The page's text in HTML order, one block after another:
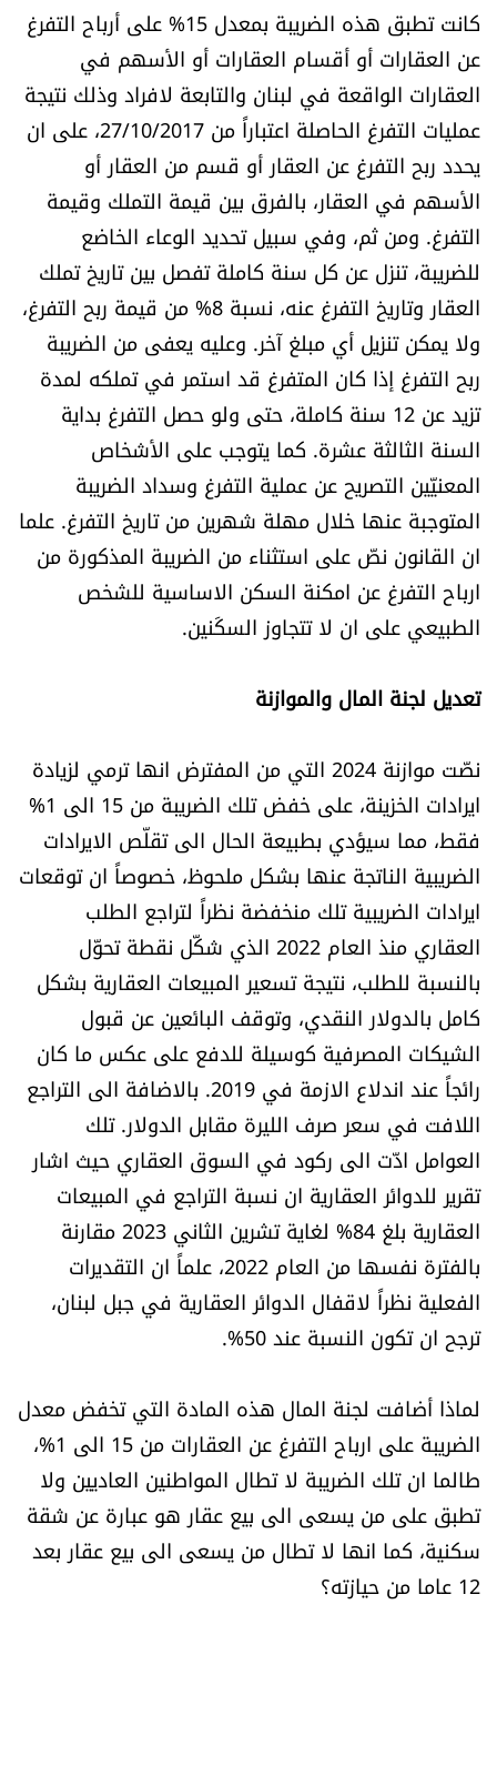
اقرأ تضحك
كاميرا
سجالات
صحّة وصحن
الرياضة
منوّعات
حظّك اليوم
للتاريخ
فيديو
من نحن
للتواصل معنا
شروط الإشتراك
Digital solutions by
كانت تطبق هذه الضريبة بمعدل 15% على أرباح التفرغ
عن العقارات أو أقسام العقارات أو الأسهم في
العقارات الواقعة في لبنان والتابعة لافراد وذلك نتيجة
عمليات التفرغ الحاصلة اعتباراً من 27/10/2017، على ان
يحدد ربح التفرغ عن العقار أو قسم من العقار أو
الأسهم في العقار، بالفرق بين قيمة التملك وقيمة
التفرغ. ومن ثم، وفي سبيل تحديد الوعاء الخاضع
للضريبة، تنزل عن كل سنة كاملة تفصل بين تاريخ تملك
العقار وتاريخ التفرغ عنه، نسبة 8% من قيمة ربح التفرغ،
ولا يمكن تنزيل أي مبلغ آخر. وعليه يعفى من الضريبة
ربح التفرغ إذا كان المتفرغ قد استمر في تملكه لمدة
تزيد عن 12 سنة كاملة، حتى ولو حصل التفرغ بداية
السنة الثالثة عشرة. كما يتوجب على الأشخاص
المعنيّين التصريح عن عملية التفرغ وسداد الضريبة
المتوجبة عنها خلال مهلة شهرين من تاريخ التفرغ. علما
ان القانون نصّ على استثناء من الضريبة المذكورة من
ارباح التفرغ عن امكنة السكن الاساسية للشخص
الطبيعي على ان لا تتجاوز السكَنين.
تعديل لجنة المال والموازنة
نصّت موازنة 2024 التي من المفترض انها ترمي لزيادة
ايرادات الخزينة، على خفض تلك الضريبة من 15 الى 1%
فقط، مما سيؤدي بطبيعة الحال الى تقلّص الايرادات
الضريبية الناتجة عنها بشكل ملحوظ، خصوصاً ان توقعات
ايرادات الضريبية تلك منخفضة نظراً لتراجع الطلب
العقاري منذ العام 2022 الذي شكّل نقطة تحوّل
بالنسبة للطلب، نتيجة تسعير المبيعات العقارية بشكل
كامل بالدولار النقدي، وتوقف البائعين عن قبول
الشيكات المصرفية كوسيلة للدفع على عكس ما كان
رائجاً عند اندلاع الازمة في 2019. بالاضافة الى التراجع
اللافت في سعر صرف الليرة مقابل الدولار. تلك
العوامل ادّت الى ركود في السوق العقاري حيث اشار
تقرير للدوائر العقارية ان نسبة التراجع في المبيعات
العقارية بلغ 84% لغاية تشرين الثاني 2023 مقارنة
بالفترة نفسها من العام 2022، علماً ان التقديرات
الفعلية نظراً لاقفال الدوائر العقارية في جبل لبنان،
ترجح ان تكون النسبة عند 50%.
لماذا أضافت لجنة المال هذه المادة التي تخفض معدل
الضريبة على ارباح التفرغ عن العقارات من 15 الى 1%،
طالما ان تلك الضريبة لا تطال المواطنين العاديين ولا
تطبق على من يسعى الى بيع عقار هو عبارة عن شقة
سكنية، كما انها لا تطال من يسعى الى بيع عقار بعد
12 عاما من حيازته؟